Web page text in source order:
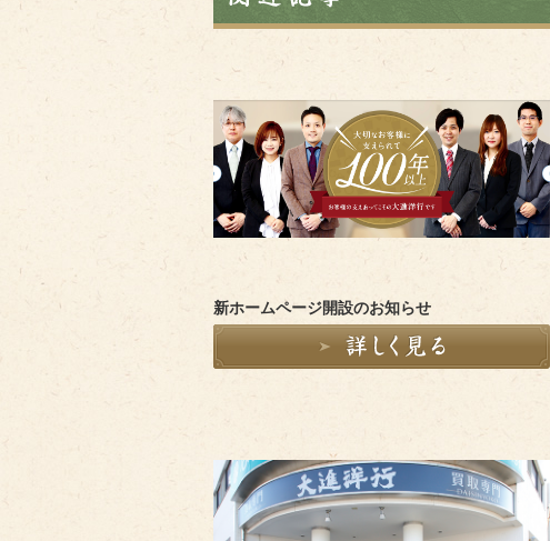
新ホームページ開設のお知らせ